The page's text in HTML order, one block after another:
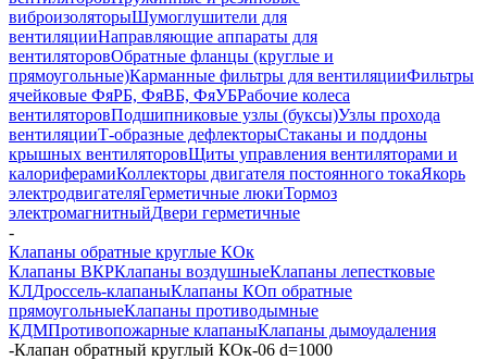
виброизоляторыШумоглушители для
вентиляцииНаправляющие аппараты для
вентиляторовОбратные фланцы (круглые и
прямоугольные)Карманные фильтры для вентиляцииФильтры
ячейковые ФяРБ, ФяВБ, ФяУБРабочие колеса
вентиляторовПодшипниковые узлы (буксы)Узлы прохода
вентиляцииТ-образные дефлекторыСтаканы и поддоны
крышных вентиляторовЩиты управления вентиляторами и
калориферамиКоллекторы двигателя постоянного токаЯкорь
электродвигателяГерметичные люкиТормоз
электромагнитныйДвери герметичные
-
Клапаны обратные круглые КОк
Клапаны ВКРКлапаны воздушныеКлапаны лепестковые
КЛДроссель-клапаныКлапаны КОп обратные
прямоугольныеКлапаны противодымные
КДМПротивопожарные клапаныКлапаны дымоудаления
-Клапан обратный круглый КОк-06 d=1000